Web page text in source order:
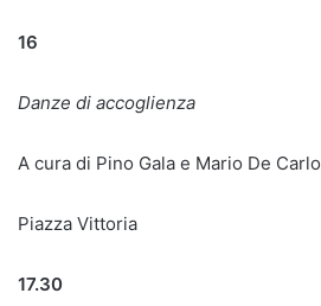
16
Danze di accoglienza
A cura di Pino Gala e Mario De Carlo
Piazza Vittoria
17.30